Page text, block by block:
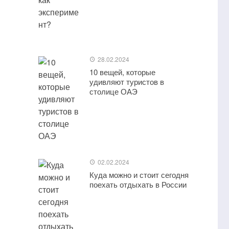
28.02.2024
10 вещей, которые
удивляют туристов в
столице ОАЭ
02.02.2024
Куда можно и стоит сегодня
поехать отдыхать в России